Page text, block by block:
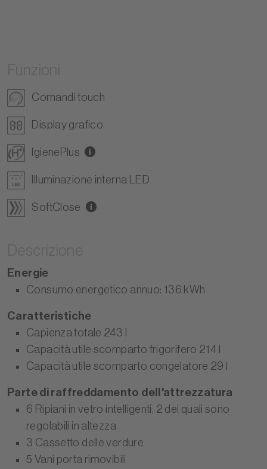
Comandi touch
Display grafico
IgienePlus
Illuminazione interna LED
SoftClose
Energie
Consumo energetico annuo: 136 kWh
Caratteristiche
Capienza totale 243 l
Capacità utile scomparto frigorifero 214 l
Capacità utile scomparto congelatore 29 l
Parte di raffreddamento dell'attrezzatura
6 Ripiani in vetro intelligenti, 2 dei quali sono
regolabili in altezza
3 Cassetto delle verdure
5 Vani porta rimovibili